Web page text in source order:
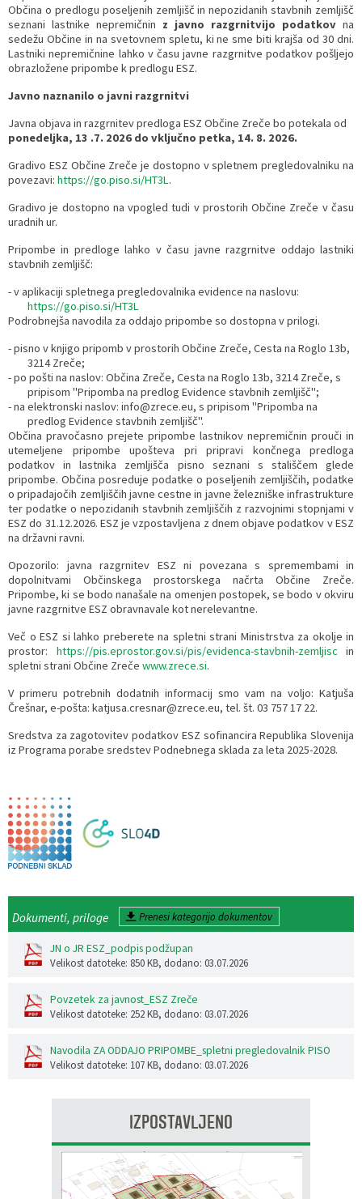
Občina o predlogu poseljenih zemljišč in nepozidanih stavbnih zemljišč
seznani lastnike nepremičnin z javno razgrnitvijo podatkov na
sedežu Občine in na svetovnem spletu, ki ne sme biti krajša od 30 dni.
Lastniki nepremičnine lahko v času javne razgrnitve podatkov pošljejo
obrazložene pripombe k predlogu ESZ.
Javno naznanilo o javni razgrnitvi
Javna objava in razgrnitev predloga ESZ Občine Zreče bo potekala od
ponedeljka, 13 .7. 2026 do vključno petka, 14. 8. 2026.
Gradivo ESZ Občine Zreče je dostopno v spletnem pregledovalniku na
povezavi: https://go.piso.si/HT3L.
Gradivo je dostopno na vpogled tudi v prostorih Občine Zreče v času
uradnih ur.
Pripombe in predloge lahko v času javne razgrnitve oddajo lastniki
stavbnih zemljišč:
- v aplikaciji spletnega pregledovalnika evidence na naslovu:
https://go.piso.si/HT3L
Podrobnejša navodila za oddajo pripombe so dostopna v prilogi.
- pisno v knjigo pripomb v prostorih Občine Zreče, Cesta na Roglo 13b,
3214 Zreče;
- po pošti na naslov: Občina Zreče, Cesta na Roglo 13b, 3214 Zreče, s
pripisom "Pripomba na predlog Evidence stavbnih zemljišč";
- na elektronski naslov: info@zrece.eu, s pripisom "Pripomba na
predlog Evidence stavbnih zemljišč".
Občina pravočasno prejete pripombe lastnikov nepremičnin prouči in
utemeljene pripombe upošteva pri pripravi končnega predloga
podatkov in lastnika zemljišča pisno seznani s stališčem glede
pripombe. Občina posreduje podatke o poseljenih zemljiščih, podatke
o pripadajočih zemljiščih javne cestne in javne železniške infrastrukture
ter podatke o nepozidanih stavbnih zemljiščih z razvojnimi stopnjami v
ESZ do 31.12.2026. ESZ je vzpostavljena z dnem objave podatkov v ESZ
na državni ravni.
Opozorilo: javna razgrnitev ESZ ni povezana s spremembami in
dopolnitvami Občinskega prostorskega načrta Občine Zreče.
Pripombe, ki se bodo nanašale na omenjen postopek, se bodo v okviru
javne razgrnitve ESZ obravnavale kot nerelevantne.
Več o ESZ si lahko preberete na spletni strani Ministrstva za okolje in
prostor: https://pis.eprostor.gov.si/pis/evidenca-stavbnih-zemljisc in
spletni strani Občine Zreče www.zrece.si.
V primeru potrebnih dodatnih informacij smo vam na voljo: Katjuša
Črešnar, e-pošta: katjusa.cresnar@zrece.eu, tel. št. 03 757 17 22.
Sredstva za zagotovitev podatkov ESZ sofinancira Republika Slovenija
iz Programa porabe sredstev Podnebnega sklada za leta 2025-2028.
Dokumenti, priloge Prenesi kategorijo dokumentov
JN o JR ESZ_podpis podžupan
Velikost datoteke: 850 KB, dodano: 03.07.2026
Povzetek za javnost_ESZ Zreče
Velikost datoteke: 252 KB, dodano: 03.07.2026
Navodila ZA ODDAJO PRIPOMBE_spletni pregledovalnik PISO
Velikost datoteke: 107 KB, dodano: 03.07.2026
IZPOSTAVLJENO